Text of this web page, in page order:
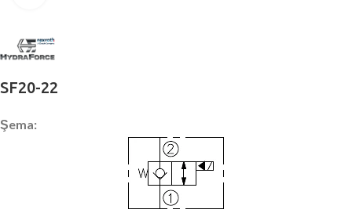
SF20-22
Şema: